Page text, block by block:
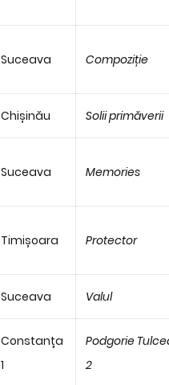
Suceava Compoziție
Chișinău Solii primăverii
Suceava Memories
Timișoara Protector
Suceava Valul
Constanța
1
Podgorie
2